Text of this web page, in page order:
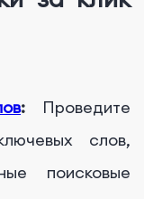
: Проведите
слов,
поисковые